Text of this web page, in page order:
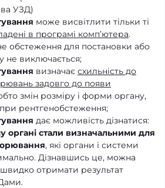
УЗД)
може висвітлити тільки ті
в програмі комп’ютера.
обстеження для постановки або
не виключається;
визначає схильність до
задовго до появи
змін розміру і форми органу,
рентгенобстеження;
дає можливість дізнатися:
органі стали визначальними для
, які органи і системи
Дізнавшись це, можна
отримати результат